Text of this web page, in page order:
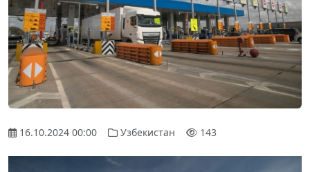
16.10.2024 00:00 Узбекистан 143